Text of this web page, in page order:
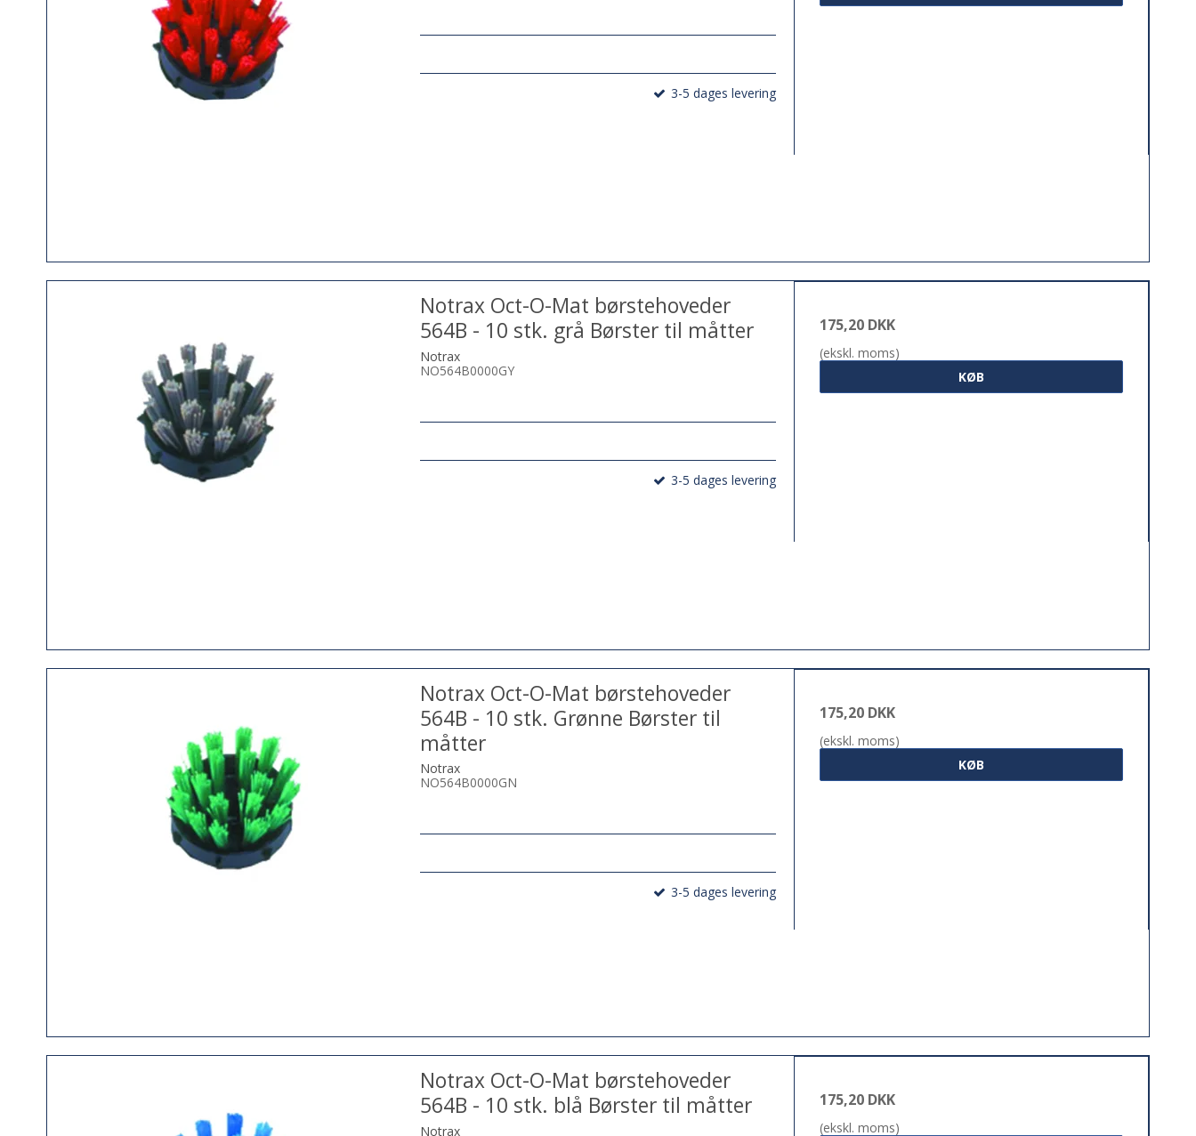
3-5 dages levering
Notrax Oct-O-Mat børstehoveder
564B - 10 stk. grå Børster til måtter
Notrax
NO564B0000GY
3-5 dages levering
175,20 DKK
(ekskl. moms)
KØB
Notrax Oct-O-Mat børstehoveder
564B - 10 stk. Grønne Børster til
måtter
Notrax
NO564B0000GN
3-5 dages levering
175,20 DKK
(ekskl. moms)
KØB
Notrax Oct-O-Mat børstehoveder
564B - 10 stk. blå Børster til måtter
Notrax
175,20 DKK
(ekskl. moms)